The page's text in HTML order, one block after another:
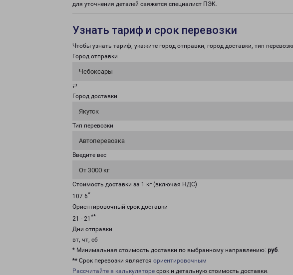
для уточнения деталей свяжется специалист ПЭК.
Узнать тариф и срок перевозки
Чтобы узнать тариф, укажите город отправки, город доставки, тип
Город отправки
Чебоксары
⇄
Город доставки
Якутск
Тип перевозки
Автоперевозка
Введите вес
От 3000 кг
Стоимость доставки за 1 кг (включая НДС)
107.6*
Ориентировочный срок доставки
21 - 21 **
Дни отправки
вт, чт, сб
* Минимальная стоимость доставки по выбранному направлению: руб.
** Срок перевозки является ориентировочным
Рассчитайте в калькуляторе срок и детальную стоимость доставки.